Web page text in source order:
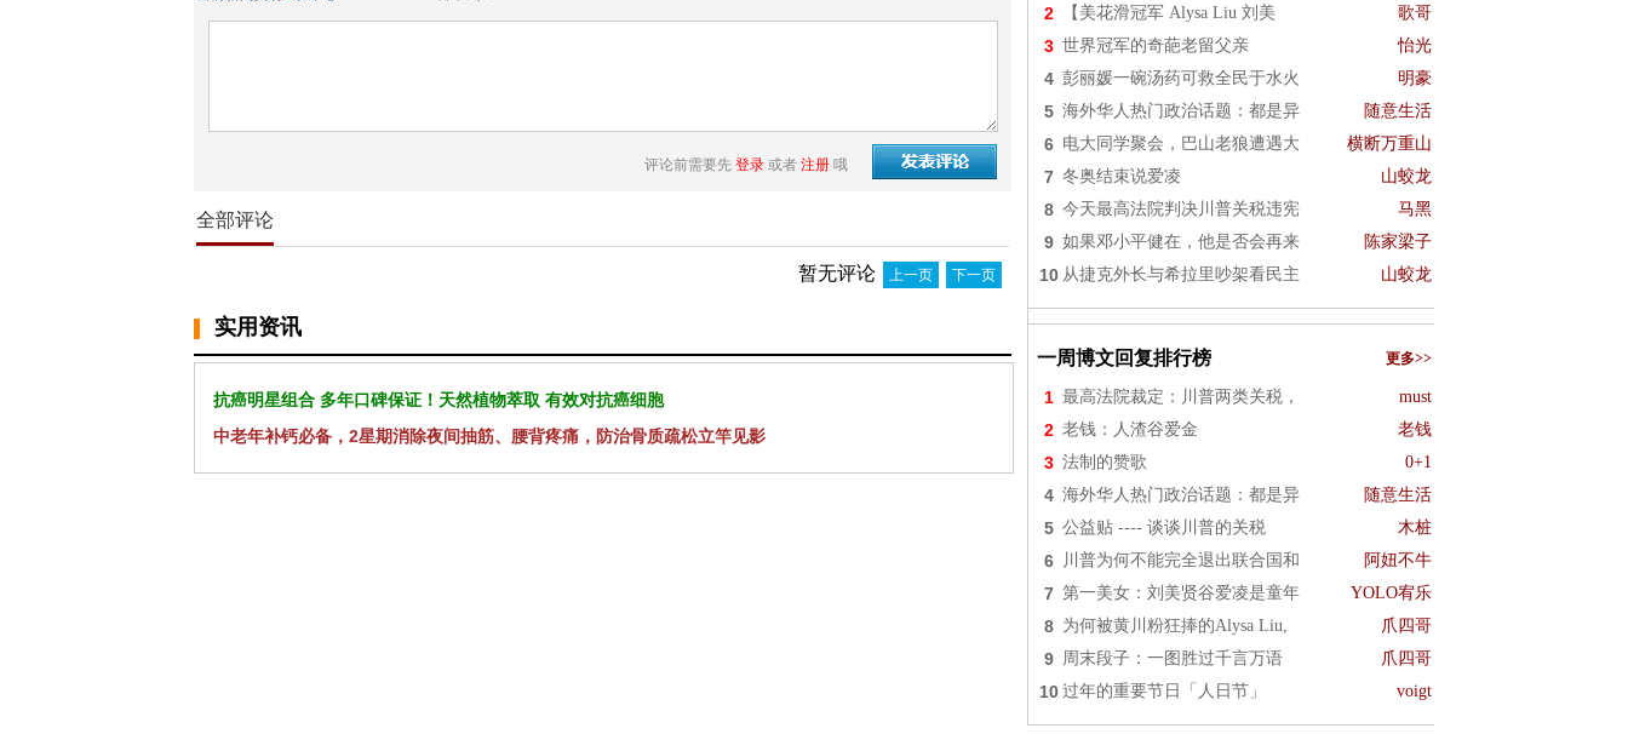
评论前需要先 登录 或者 注册 哦
全部评论
暂无评论 上一页 下一页
实用资讯
抗癌明星组合 多年口碑保证！天然植物萃取 有效对抗癌细胞
中老年补钙必备，2星期消除夜间抽筋、腰背疼痛，防治骨质疏松立竿见影
2 【美花滑冠军 Alysa Liu 刘美 歌哥
3 世界冠军的奇葩老留父亲 怡光
4 彭丽媛一碗汤药可救全民于水火 明豪
5 海外华人热门政治话题：都是异 随意生活
6 电大同学聚会，巴山老狼遭遇大 横断万重山
7 冬奥结束说爱凌 山蛟龙
8 今天最高法院判决川普关税违宪 马黑
9 如果邓小平健在，他是否会再来 陈家梁子
10 从捷克外长与希拉里吵架看民主 山蛟龙
一周博文回复排行榜 更多>>
1 最高法院裁定：川普两类关税， must
2 老钱：人渣谷爱金 老钱
3 法制的赞歌 0+1
4 海外华人热门政治话题：都是异 随意生活
5 公益贴 ---- 谈谈川普的关税 木桩
6 川普为何不能完全退出联合国和 阿妞不牛
7 第一美女：刘美贤谷爱凌是童年 YOLO宥乐
8 为何被黄川粉狂捧的Alysa Liu, 爪四哥
9 周末段子：一图胜过千言万语 爪四哥
10 过年的重要节日「人日节」 voigt